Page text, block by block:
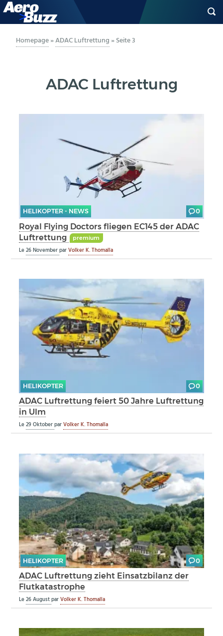
GENERAL AVIATION
LUFTVERKEHR
MILITÄR
AERO-KULTUR
Homepage»ADAC Luftrettung »Seite 3
ADAC Luftrettung
HELIKOPTER - NEWS 0
Royal Flying Doctors fliegen EC145 der ADAC
Luftrettung
premium
Le26 NovemberparVolker K. Thomalla
HELIKOPTER 0
ADAC Luftrettung feiert 50 Jahre Luftrettung
in Ulm
Le29 OktoberparVolker K. Thomalla
HELIKOPTER 0
ADAC Luftrettung zieht Einsatzbilanz der
Flutkatastrophe
Le26 AugustparVolker K. Thomalla